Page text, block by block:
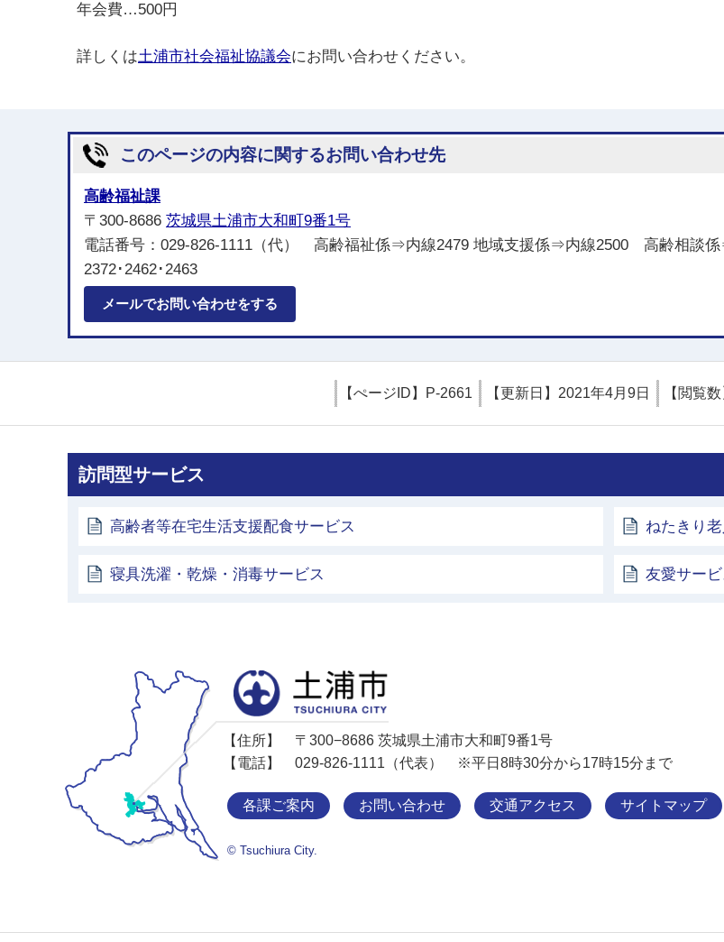
年会費…500円
詳しくは土浦市社会福祉協議会にお問い合わせください。
このページの内容に関するお問い合わせ先
高齢福祉課
〒300-8686 茨城県土浦市大和町9番1号
電話番号：029-826-1111（代） 高齢福祉係⇒内線2479 地域支援係⇒内線2500 高齢相談
2372･2462･2463
メールでお問い合わせをする
【ぺージID】 P-2661 【更新日】 2021年4月9日 【閲覧数
訪問型サービス
高齢者等在宅生活支援配食サービス ねたきり
寝具洗濯・乾燥・消毒サービス 友愛サービ
【住所】
〒300−8686 茨城県土浦市大和町9番1号
【電話】
029-826-1111（代表） ※平日8時30分から17時15分まで
各課ご案内 お問い合わせ 交通アクセス サイトマップ
© Tsuchiura City.